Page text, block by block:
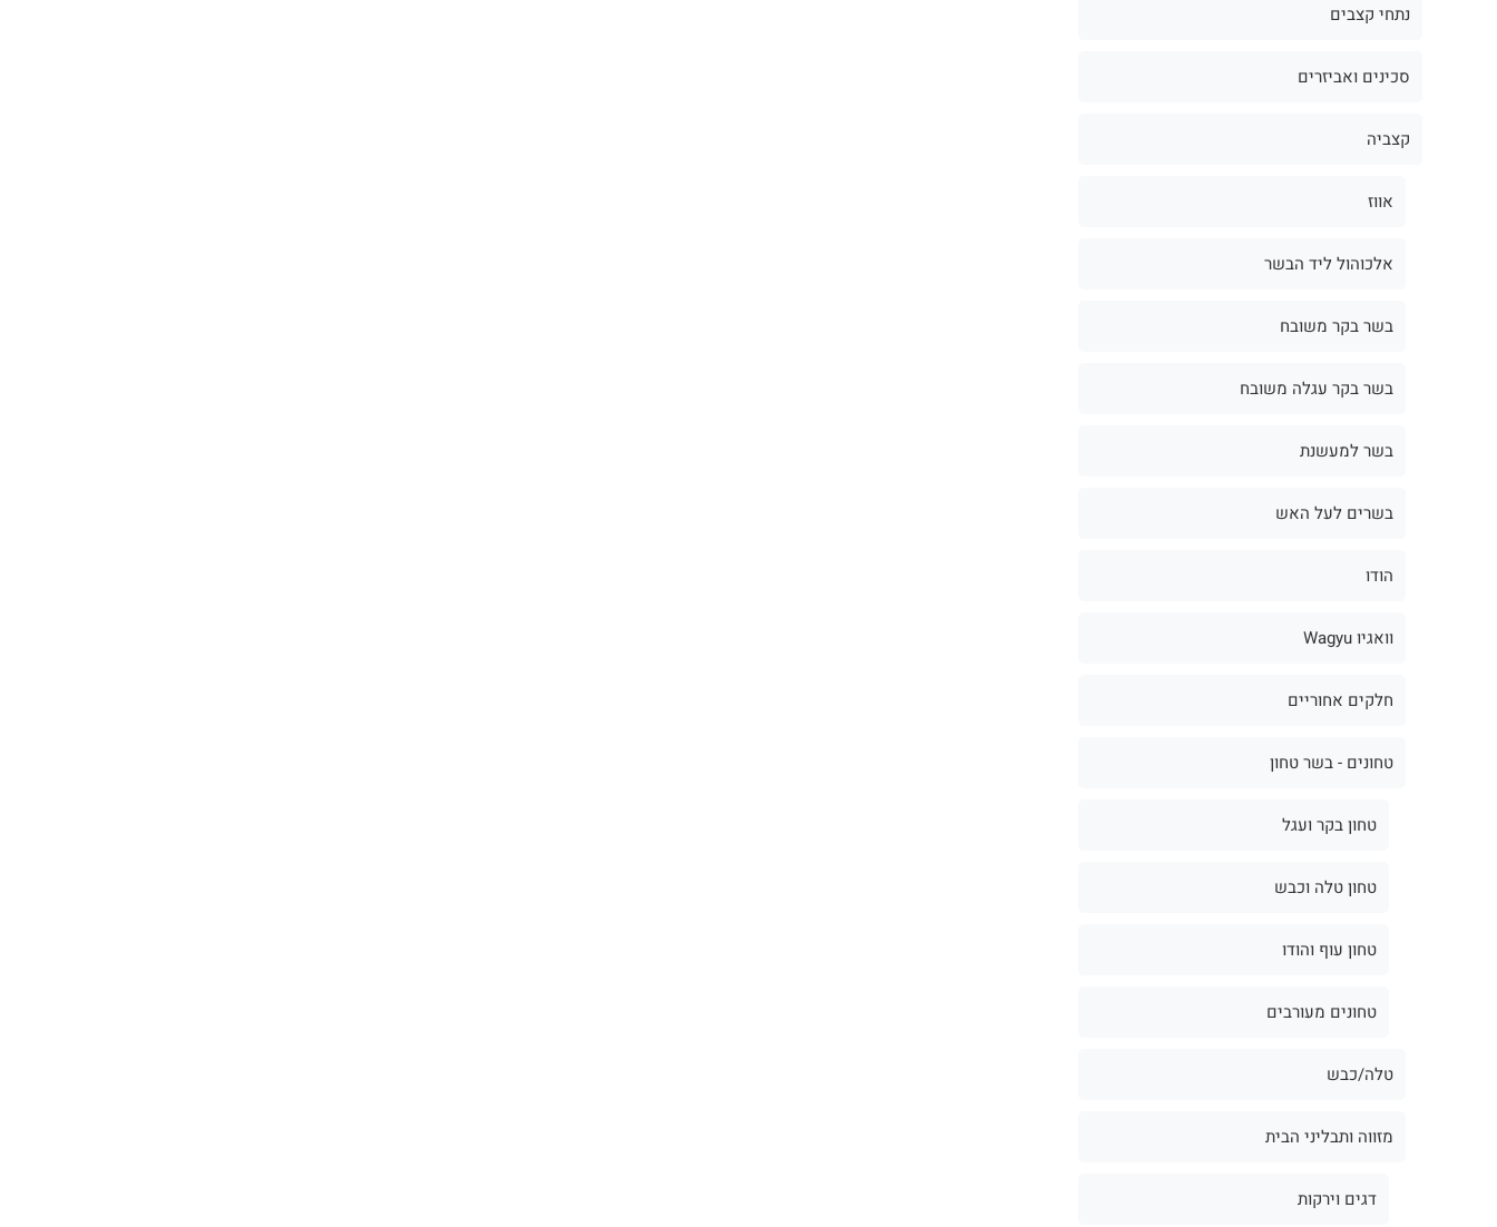
נתחי קצבים
סכינים ואביזרים
קצביה
אווז
אלכוהול ליד הבשר
בשר בקר משובח
בשר בקר עגלה משובח
בשר למעשנת
בשרים לעל האש
הודו
וואגיו Wagyu
חלקים אחוריים
טחונים - בשר טחון
טחון בקר ועגל
טחון טלה וכבש
טחון עוף והודו
טחונים מעורבים
טלה/כבש
מזווה ותבליני הבית
דגים וירקות